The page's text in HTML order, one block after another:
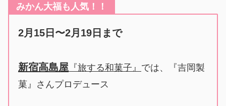
みかん大福も人気！！
2月15日〜2月19日まで
新宿高島屋 『旅する和菓子』 では、『吉岡製
菓』さんプロデュース